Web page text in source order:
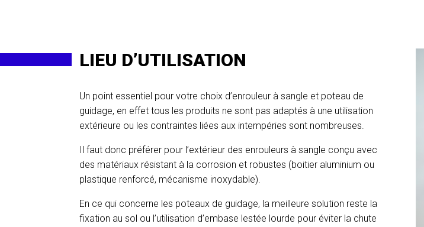
LIEU D’UTILISATION
Un point essentiel pour votre choix d’enrouleur à sangle et poteau de
guidage, en effet tous les produits ne sont pas adaptés à une utilisation
extérieure ou les contraintes liées aux intempéries sont nombreuses.
Il faut donc préférer pour l’extérieur des enrouleurs à sangle conçu avec
des matériaux résistant à la corrosion et robustes (boitier aluminium ou
plastique renforcé, mécanisme inoxydable).
En ce qui concerne les poteaux de guidage, la meilleure solution reste la
fixation au sol ou l’utilisation d’embase lestée lourde pour éviter la chute